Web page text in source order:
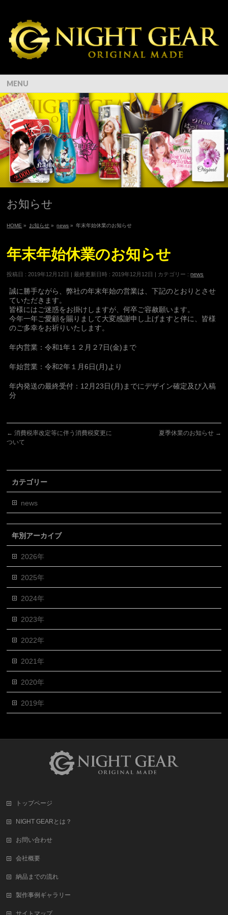
MENU
お知らせ
HOME » お知らせ » news » 年末年始休業のお知らせ
年末年始休業のお知らせ
投稿日 : 2019年12月12日 最終更新日時 : 2019年12月12日 カテゴリー :news
誠に勝手ながら、弊社の年末年始の営業は、下記のとおりとさせ
ていただきます。
皆様にはご迷惑をお掛けしますが、何卒ご容赦願います。
今年一年ご愛顧を賜りまして大変感謝申し上げますと伴に、皆様
のご多幸をお祈りいたします。
年内営業：令和1年１２月２7日(金)まで
年始営業：令和2年１月6日(月)より
年内発送の最終受付：12月23日(月)までにデザイン確定及び入稿
分
← 消費税率改定等に伴う消費税変更に
ついて
夏季休業のお知らせ →
カテゴリー
news
年別アーカイブ
2026年
2025年
2024年
2023年
2022年
2021年
2020年
2019年
トップページ
NIGHT GEARとは？
お問い合わせ
会社概要
納品までの流れ
製作事例ギャラリー